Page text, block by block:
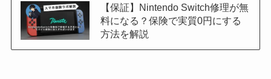
【保証】Nintendo Switch修理が無
料になる？保険で実質0円にする
方法を解説